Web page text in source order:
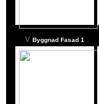
v Byggnad Fasad 1